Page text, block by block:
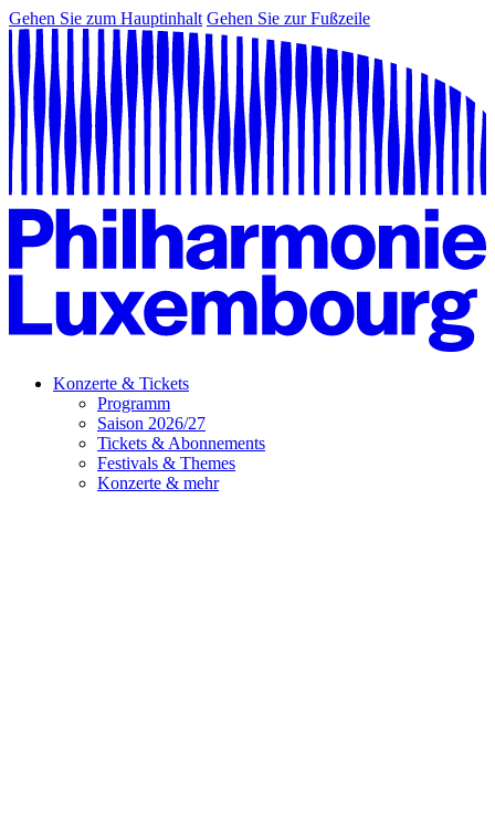
Gehen Sie zum Hauptinhalt Gehen Sie zur Fußzeile
Konzerte & Tickets
Programm
Saison 2026/27
Tickets & Abonnements
Festivals & Themes
Konzerte & mehr